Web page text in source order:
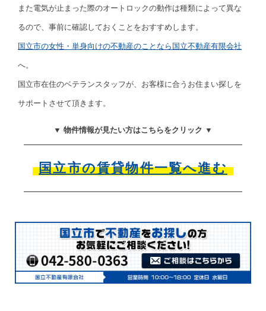
また電気が止まった際のオートロックの動作は種類によって異な
るので、事前に確認しておくことをおすすめします。
国立市の女性・単身向けの不動産のことなら国立不動産有限会社
へ。
国立市在住のベテランスタッフが、お客様に合うお住まい探しを
サポートさせて頂きます。
▼ 物件情報が見たい方はこちらをクリック ▼
国立市の賃貸物件一覧へ進む